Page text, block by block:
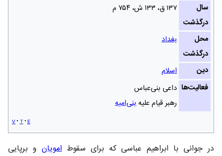
سال
درگذشت
۱۳۷ ق، ۱۳۳ ش‌، ۷۵۴ م
محل
درگذشت
بغداد
دین
اسلام
فعالیت‌ها داعی بنی‌عباس
رهبر قیام علیهبنی‌امیه
v t e
در جوانی با ابراهیم عباسی که برای سقوطامویان و برپایی